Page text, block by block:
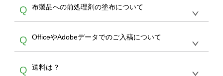
は、デザインツールをご利用ください)
者にご連絡いただき調整をお願い致します。
A
カート内で自動的に割引(最大50%)が適用され
ます。 【付与ポイント】購入金額の1％が1ポ
イントとして付与され、次回ご注文時に1ポイ
ント＝1円としてお使いいただけます。ポイン
トは発送完了の翌日に付与され、次回ご注文時
からご利用頂けます。ポイントの有効期限は一
年間です。【会員ランク】過去10カ月のご注
Q 布製品への前処理剤の塗布について
A
意点（前処理剤）】カラー生地（Tシャツのホ
ワイト、トートバッグのナチュラル、ホワイト
といって、プリントを定着させるための処理剤
Q OfficeやAdobeデータでのご入稿について
A
ません。いずれのデータも該当デザインのみ画
Q 送料は？